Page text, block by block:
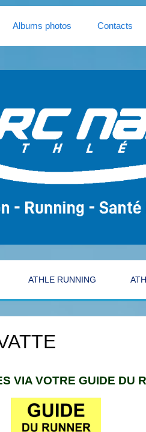
Albums photos Contacts
ATHLE RUNNING
VIA VOTRE GUIDE DU